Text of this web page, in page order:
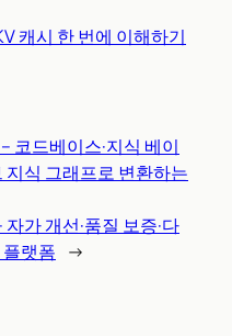
캐시 한 번에 이해하기
드베이스·지식 베이
식 그래프로 변환하는
가 개선·품질 보증·다
랫폼 →